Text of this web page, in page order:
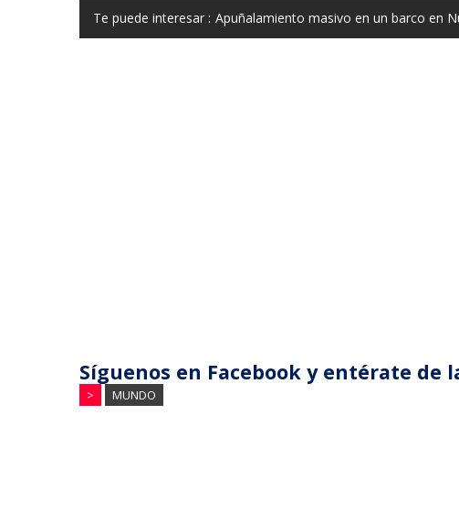
Te puede interesar : Apuñalamiento masivo en un barco en
Síguenos en Facebook y entérate de
> MUNDO